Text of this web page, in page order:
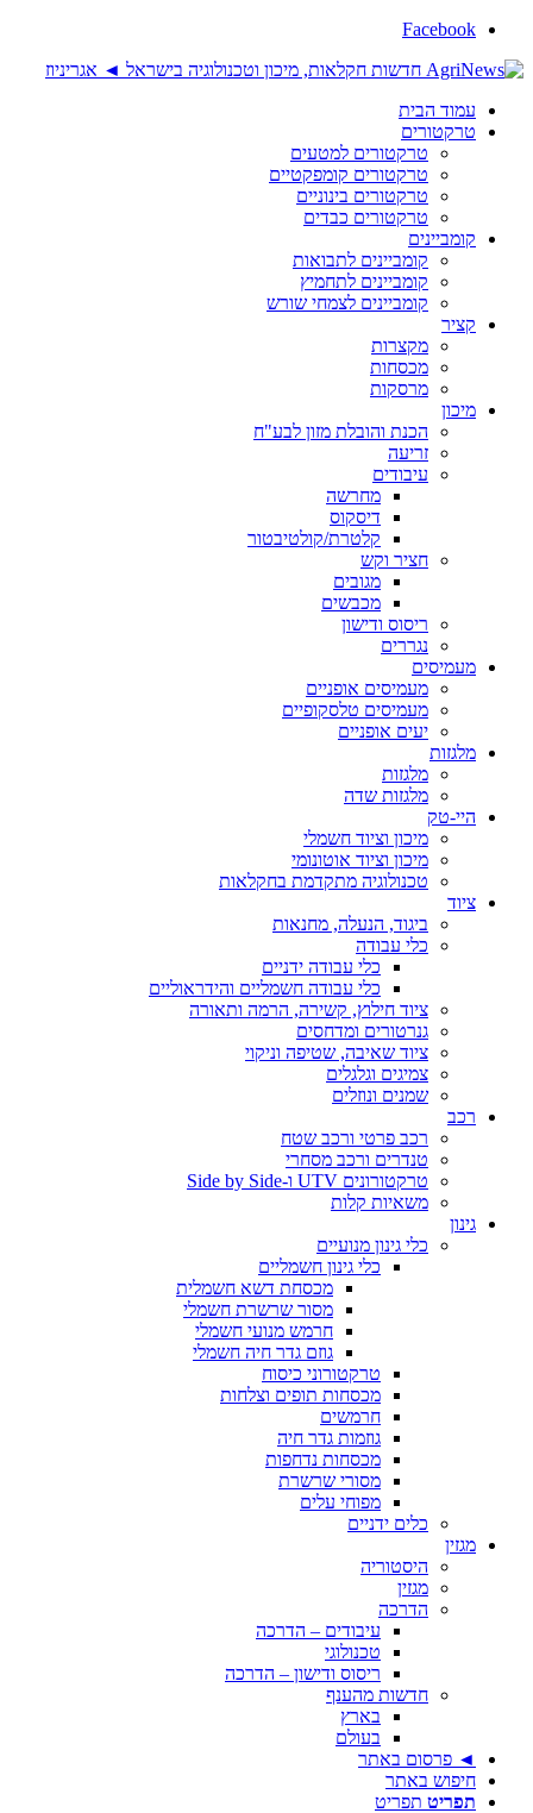
Facebook
עמוד הבית
טרקטורים
טרקטורים למטעים
טרקטורים קומפקטיים
טרקטורים בינוניים
טרקטורים כבדים
קומביינים
קומביינים לתבואות
קומביינים לתחמיץ
קומביינים לצמחי שורש
קציר
מקצרות
מכסחות
מרסקות
מיכון
הכנת והובלת מזון לבע"ח
זריעה
עיבודים
מחרשה
דיסקוס
קלטרת/קולטיבטור
חציר וקש
מגובים
מכבשים
ריסוס ודישון
נגררים
מעמיסים
מעמיסים אופניים
מעמיסים טלסקופיים
יעים אופניים
מלגזות
מלגזות
מלגזות שדה
היי-טק
מיכון וציוד חשמלי
מיכון וציוד אוטונומי
טכנולוגיה מתקדמת בחקלאות
ציוד
ביגוד, הנעלה, מחנאות
כלי עבודה
כלי עבודה ידניים
כלי עבודה חשמליים והידראוליים
ציוד חילוץ, קשירה, הרמה ותאורה
גנרטורים ומדחסים
ציוד שאיבה, שטיפה וניקוי
צמיגים וגלגלים
שמנים ונוזלים
רכב
רכב פרטי ורכב שטח
טנדרים ורכב מסחרי
טרקטורונים UTV ו-Side by Side
משאיות קלות
גינון
כלי גינון מנועיים
כלי גינון חשמליים
מכסחת דשא חשמלית
מסור שרשרת חשמלי
חרמש מנועי חשמלי
גוזם גדר חיה חשמלי
טרקטורוני כיסוח
מכסחות תופים וצלחות
חרמשים
גוזמות גדר חיה
מכסחות נדחפות
מסורי שרשרת
מפוחי עלים
כלים ידניים
מגזין
היסטוריה
מגזין
הדרכה
עיבודים – הדרכה
טכנולוגי
ריסוס ודישון – הדרכה
חדשות מהענף
בארץ
בעולם
◄ פרסום באתר
חיפוש באתר
תפריט תפריט